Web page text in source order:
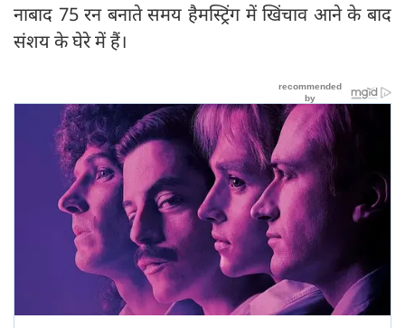
नाबाद 75 रन बनाते समय हैमस्ट्रिंग में खिंचाव आने के बाद
संशय के घेरे में हैं।